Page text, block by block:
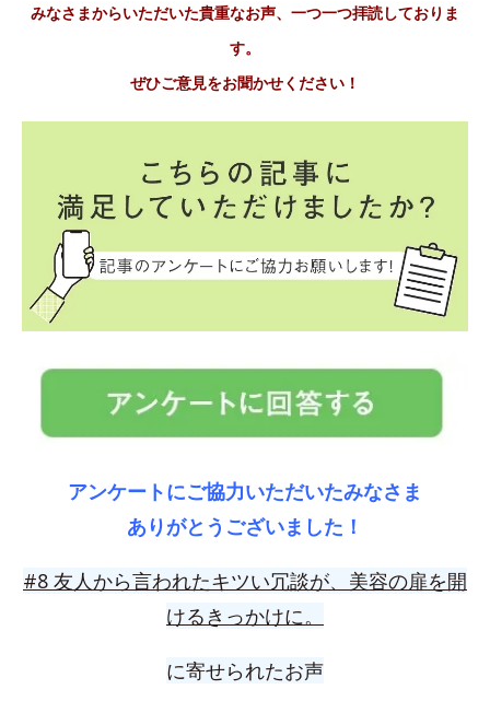
みなさまからいただいた貴重なお声、一つ一つ拝読しておりま
す。
ぜひご意見をお聞かせください！
アンケートにご協力いただいたみなさま
ありがとうございました！
#8 友人から言われたキツい冗談が、美容の扉を開
けるきっかけに。
に寄せられたお声